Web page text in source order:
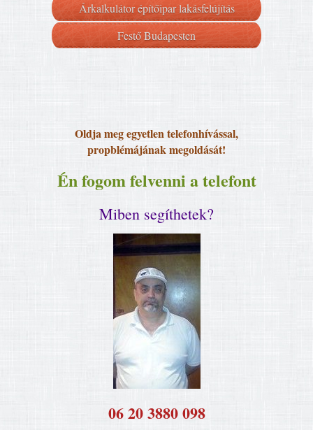
Árkalkulátor építőipar lakásfelújítás
Festő Budapesten
Oldja meg egyetlen telefonhívással,
propblémájának megoldását!
Én fogom felvenni a telefont
Miben segíthetek?
​06 20 3880 098